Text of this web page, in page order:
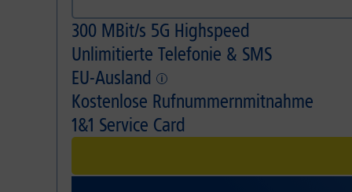
300 MBit/s 5G Highspeed
5G-Abdeckung deutschlandweit ca. 95 %, bis Ende
Unlimitierte Telefonie & SMS
In alle dt. Fest- und Mobilfunknetze.
EU-Ausland
Flatrates für Telefonie, Internet & SMS im gesamten
Kostenlose Rufnummernmitnahme
Bisherige Mobilfunknummer kostenlos zu 1&1
1&1 Service Card